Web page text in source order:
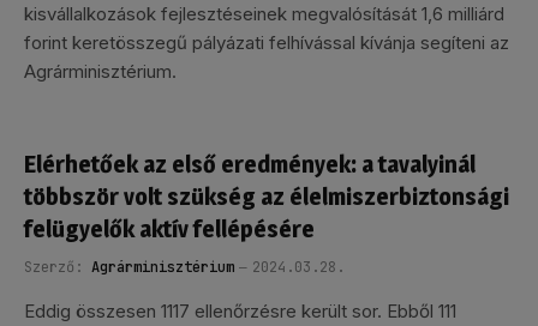
kisvállalkozások fejlesztéseinek megvalósítását 1,6 milliárd
forint keretösszegű pályázati felhívással kívánja segíteni az
Agrárminisztérium.
Elérhetőek az első eredmények: a tavalyinál
többször volt szükség az élelmiszerbiztonsági
felügyelők aktív fellépésére
Szerző: Agrárminisztérium 2024.03.28.
Eddig összesen 1117 ellenőrzésre került sor. Ebből 111